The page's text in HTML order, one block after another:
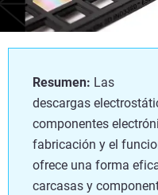
Resumen: Las
descargas
componentes
fabricación y el
ofrece una forma
carcasas y